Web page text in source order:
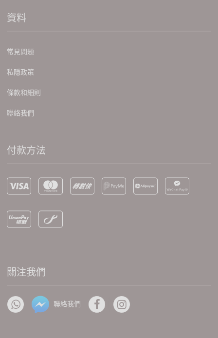
資料
常見問題
私隱政策
條款和細則
聯絡我們
付款方法
關注我們
聯絡我們